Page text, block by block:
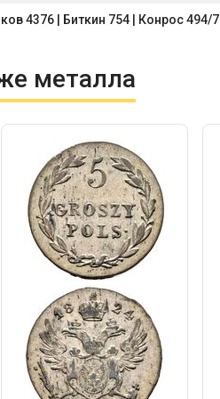
4376 | Биткин 754 | Конрос 494/7
металла